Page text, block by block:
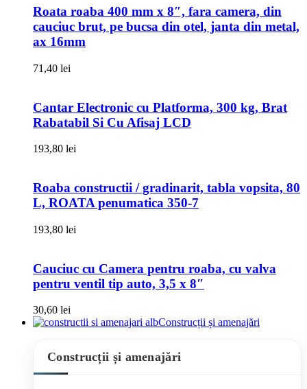
Roata roaba 400 mm x 8″, fara camera, din
cauciuc brut, pe bucsa din otel, janta din metal,
ax 16mm
71,40 lei
Cantar Electronic cu Platforma, 300 kg, Brat
Rabatabil Si Cu Afisaj LCD
193,80 lei
Roaba constructii / gradinarit, tabla vopsita, 80
L, ROATA penumatica 350-7
193,80 lei
Cauciuc cu Camera pentru roaba, cu valva
pentru ventil tip auto, 3,5 x 8″
30,60 lei
Construcții și amenajări
Construcții și amenajări